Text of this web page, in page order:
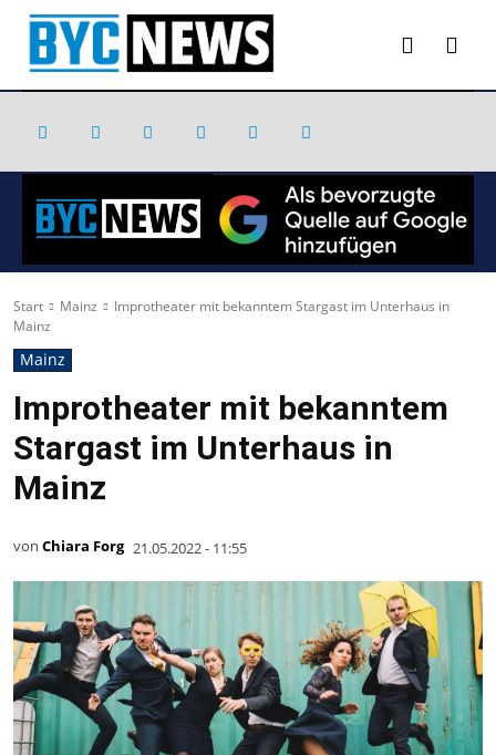
Start Mainz
Improtheater mit bekanntem Stargast im Unterhaus in
Mainz
Mainz
Improtheater mit bekanntem
Stargast im Unterhaus in
Mainz
von Chiara Forg 21.05.2022 - 11:55